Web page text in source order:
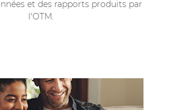
et des rapports produits par
l'OTM.